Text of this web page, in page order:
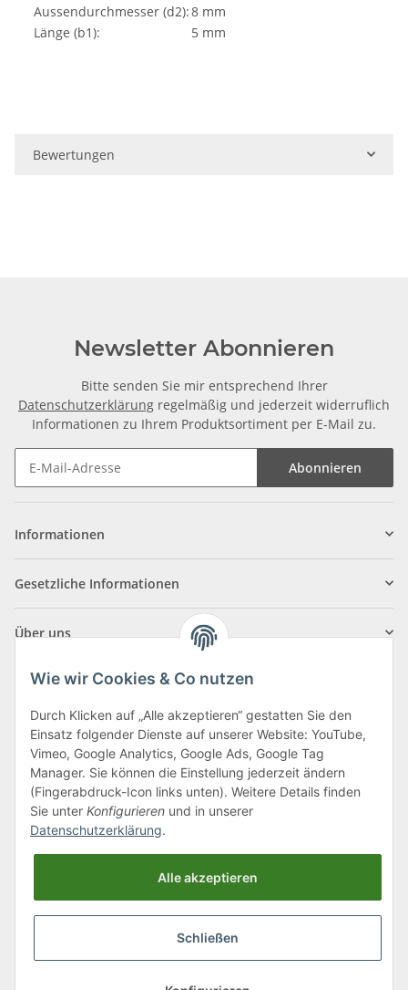
Aussendurchmesser (d2):8 mm
Länge (b1):
5 mm
Bewertungen
Newsletter Abonnieren
Bitte senden Sie mir entsprechend Ihrer
Datenschutzerklärung regelmäßig und jederzeit widerruflich
Informationen zu Ihrem Produktsortiment per E-Mail zu.
Abonnieren
Informationen
Gesetzliche Informationen
Über uns
Klagenfurter Straße 29
9556 Liebenfels
Montag bis Donnerstag: 8:00 bis 16:30 Uhr
Freitag: 8:00 bis 12:00 Uhr
Tel.:0043 (0) 4262 50900
office@cncshop.at
Wie wir Cookies & Co nutzen
Durch Klicken auf „Alle akzeptieren“ gestatten Sie den
Einsatz folgender Dienste auf unserer Website: YouTube,
Vimeo, Google Analytics, Google Ads, Google Tag
Manager. Sie können die Einstellung jederzeit ändern
(Fingerabdruck-Icon links unten). Weitere Details finden
Sie unter Konfigurieren und in unserer
Datenschutzerklärung.
Alle akzeptieren
Schließen